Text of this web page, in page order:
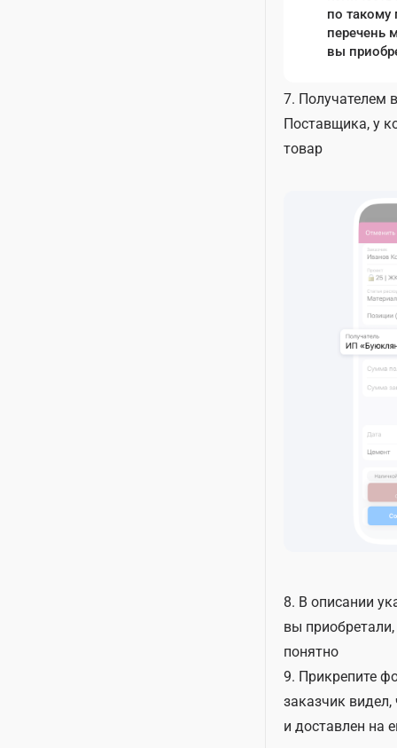
по такому
перечень
вы
7. Получателем
Поставщика, у
товар
8. В описании
вы
понятно
9. Прикрепите
заказчик видел,
и доставлен на